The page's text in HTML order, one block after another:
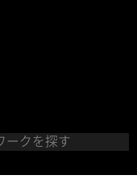
ークを探す